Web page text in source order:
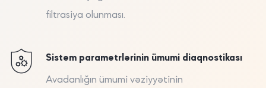
filtrasiya olunması.
Sistem parametrlərinin ümumi diaqnostikası
Avadanlığın ümumi vəziyyətinin